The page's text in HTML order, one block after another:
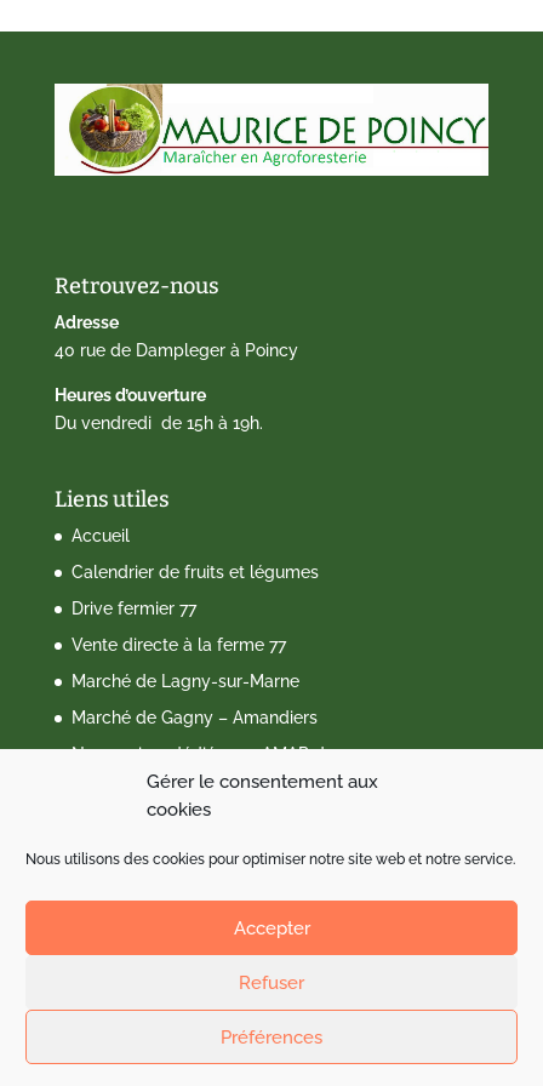
Gérer le consentement aux
cookies
Nous utilisons des cookies pour optimiser notre site web et notre service.
Accepter
Refuser
Préférences
Retrouvez-nous
Adresse
40 rue de Dampleger à Poincy
Heures d’ouverture
Du vendredi de 15h à 19h.
Liens utiles
Accueil
Calendrier de fruits et légumes
Drive fermier 77
Vente directe à la ferme 77
Marché de Lagny-sur-Marne
Marché de Gagny – Amandiers
Nos paniers dédiés aux AMAP du 77
Qui sommes-nous ?
Politique de cookies (EU)
Facebook
ByNeocaminowith ✓